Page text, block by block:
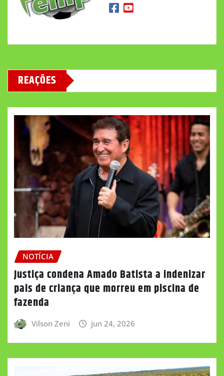
REAÇÕES
NOTÍCIA
Justiça condena Amado Batista a indenizar
pais de criança que morreu em piscina de
fazenda
Vilson Zeni jun 24, 2026